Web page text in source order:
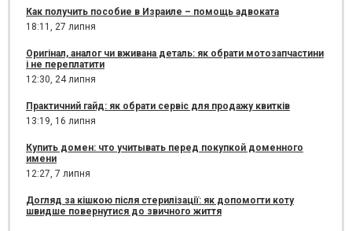
Как получить пособие в Израиле – помощь адвоката
18:11, 27 липня
Оригінал, аналог чи вживана деталь: як обрати мотозапчастини
і не переплатити
12:30, 24 липня
Практичний гайд: як обрати сервіс для продажу квитків
13:19, 16 липня
Купить домен: что учитывать перед покупкой доменного
имени
12:27, 7 липня
Догляд за кішкою після стерилізації: як допомогти коту
швидше повернутися до звичного життя